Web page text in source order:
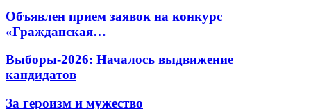
Объявлен прием заявок на конкурс
«Гражданская…
Выборы-2026: Началось выдвижение
кандидатов
За героизм и мужество